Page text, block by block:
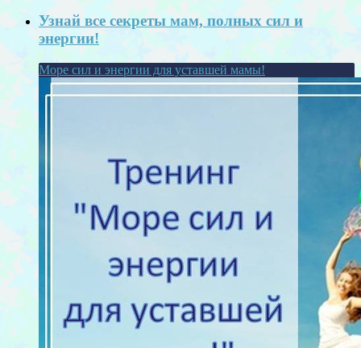
Узнай все секреты мам, полных сил и
энергии!
Море сил и энергии для уставшей мамы!